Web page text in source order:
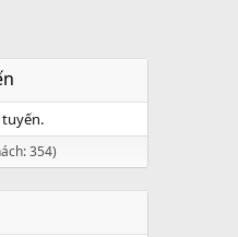
354)